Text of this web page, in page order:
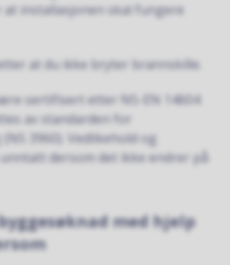
installasjonen skal fungere
at du ikke bryter brannskille.
sertifisert etter NS-EN 14604
av standarden for
3960). Vedlikehold og
dersom det ikke endrer på
med hjelp